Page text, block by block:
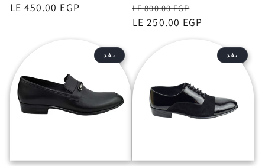
السعر
LE 450.00 EGP السعر
LE 800.00 EGP
بعدLE 250.00 EGP
نفذ نفذ